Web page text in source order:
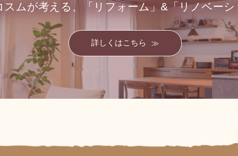
スムが考える、 「リフォーム」&「リノベーシ
詳しくはこちら